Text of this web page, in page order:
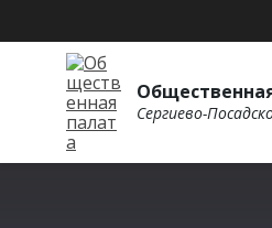
Сергиево-